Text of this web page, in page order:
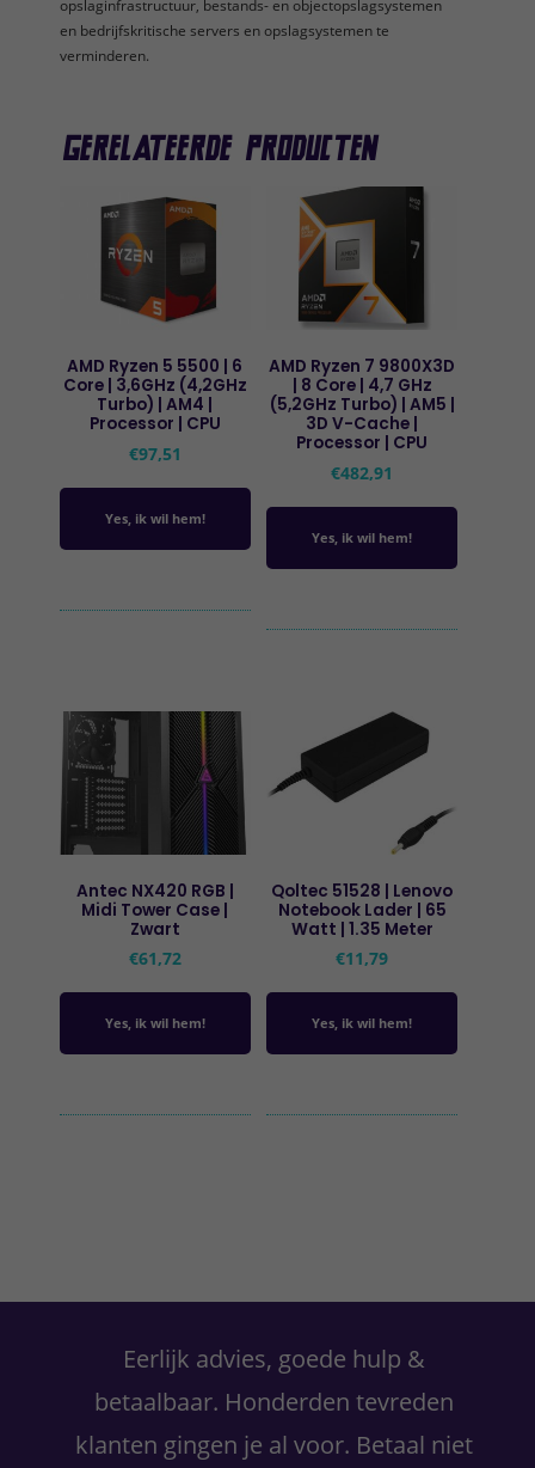
opslaginfrastructuur, bestands- en objectopslagsystemen
en bedrijfskritische servers en opslagsystemen te
verminderen.
Gerelateerde producten
AMD Ryzen 5 5500 | 6
Core | 3,6GHz (4,2GHz
Turbo) | AM4 |
Processor | CPU
€97,51
Yes, ik wil hem!
AMD Ryzen 7 9800X3D
| 8 Core | 4,7 GHz
(5,2GHz Turbo) | AM5 |
3D V-Cache |
Processor | CPU
€482,91
Yes, ik wil hem!
Antec NX420 RGB |
Midi Tower Case |
Zwart
€61,72
Yes, ik wil hem!
Qoltec 51528 | Lenovo
Notebook Lader | 65
Watt | 1.35 Meter
€11,79
Yes, ik wil hem!
Primaire
Eerlijk advies, goede hulp &
betaalbaar. Honderden tevreden
klanten gingen je al voor. Betaal niet